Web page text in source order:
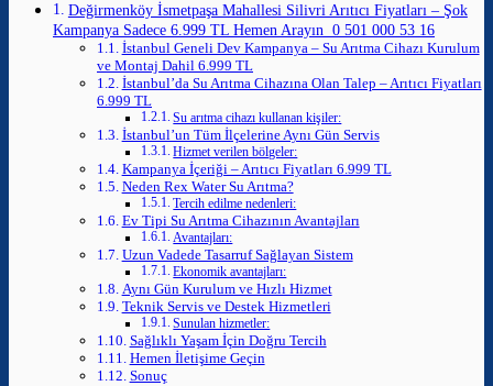
Değirmenköy İsmetpaşa Mahallesi Silivri Arıtıcı Fiyatları – Şok
Kampanya Sadece 6.999 TL Hemen Arayın 0 501 000 53 16
İstanbul Geneli Dev Kampanya – Su Arıtma Cihazı Kurulum
ve Montaj Dahil 6.999 TL
İstanbul’da Su Arıtma Cihazına Olan Talep – Arıtıcı Fiyatları
6.999 TL
Su arıtma cihazı kullanan kişiler:
İstanbul’un Tüm İlçelerine Aynı Gün Servis
Hizmet verilen bölgeler:
Kampanya İçeriği – Arıtıcı Fiyatları 6.999 TL
Neden Rex Water Su Arıtma?
Tercih edilme nedenleri:
Ev Tipi Su Arıtma Cihazının Avantajları
Avantajları:
Uzun Vadede Tasarruf Sağlayan Sistem
Ekonomik avantajları:
Aynı Gün Kurulum ve Hızlı Hizmet
Teknik Servis ve Destek Hizmetleri
Sunulan hizmetler:
Sağlıklı Yaşam İçin Doğru Tercih
Hemen İletişime Geçin
Sonuç